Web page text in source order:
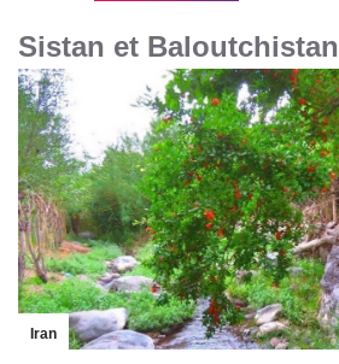
Sistan et Baloutchistan
Iran